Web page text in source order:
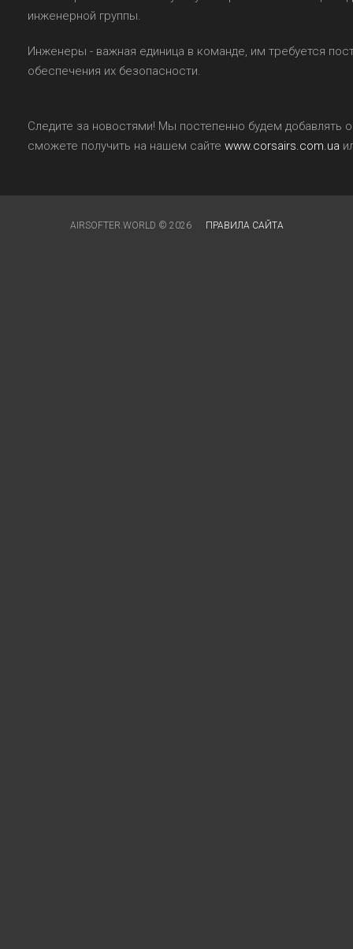
инженерной группы.
Инженеры - важная единица в команде, им требуется
обеспечения их безопасности.
Следите за новостями! Мы постепенно будем
сможете получить на нашем сайте www.corsairs.com.ua
AIRSOFTER.WORLD © 2026 ПРАВИЛА САЙТА